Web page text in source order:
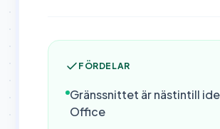
FÖRDELAR
Gränssnittet är nästintill
Office